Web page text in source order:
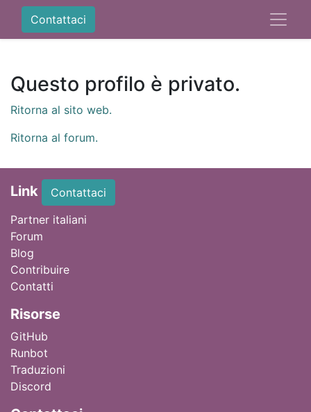
Contattaci
Questo profilo è privato.
Ritorna al sito web.
Ritorna al forum.
Link
Contattaci
Partner italiani
Forum
Blog
Contribuire
Contatti
Risorse
GitHub
Runbot
Traduzioni
Discord